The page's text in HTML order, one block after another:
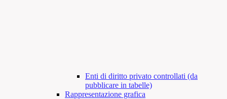
Enti di diritto privato controllati (da
pubblicare in tabelle)
Rappresentazione grafica